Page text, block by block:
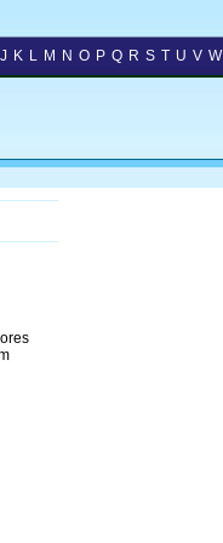
J K L M N O P Q R S T U V W